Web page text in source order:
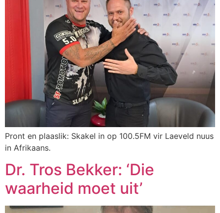
Pront en plaaslik: Skakel in op 100.5FM vir Laeveld nuus
in Afrikaans.
Dr. Tros Bekker: ‘Die
waarheid moet uit’